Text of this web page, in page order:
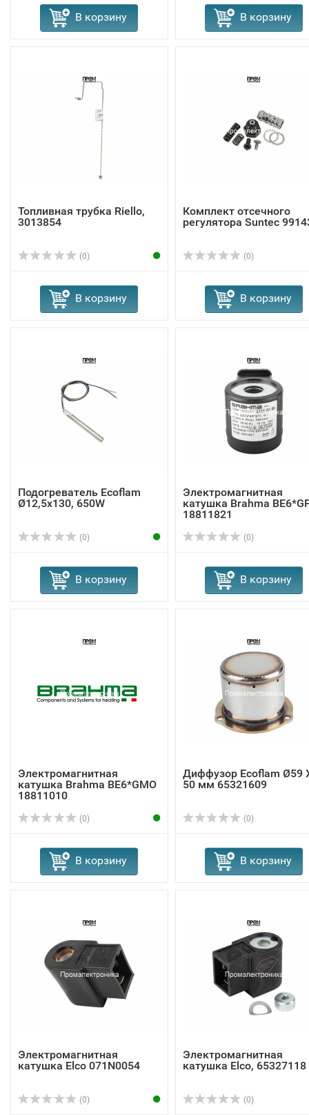
В корзину В корзину
Топливная трубка Riello,
3013854
(0)
В корзину
Комплект отсечного
регулятора Suntec
(0)
В корзину
Подогреватель Ecoflam
Ø12,5x130, 650W
(0)
В корзину
Электромагнитная
катушка Brahma
18811821
(0)
В корзину
Электромагнитная
катушка Brahma BE6*GMO
18811010
(0)
В корзину
Диффузор Ecoflam Ø59
50 мм 65321609
(0)
В корзину
Электромагнитная
катушка Elco 071N0054
(0)
Электромагнитная
катушка Elco, 65327118
(0)